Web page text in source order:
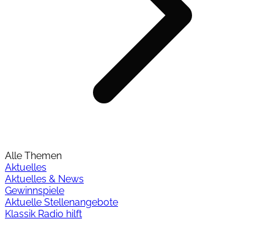
Alle Themen
Aktuelles
Aktuelles & News
Gewinnspiele
Aktuelle Stellenangebote
Klassik Radio hilft